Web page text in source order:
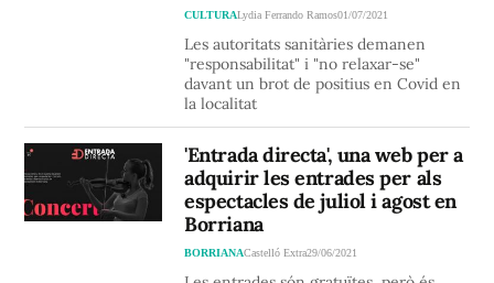
CULTURALydia Ferrando Ramos01/07/2021
Les autoritats sanitàries demanen
"responsabilitat" i "no relaxar-se"
davant un brot de positius en Covid en
la localitat
'Entrada directa', una web per a
adquirir les entrades per als
espectacles de juliol i agost en
Borriana
BORRIANACastelló Extra29/06/2021